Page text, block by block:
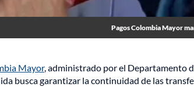
Pagos Colombia Mayor
Mayor, administrado por el Departamento
busca garantizar la continuidad de las